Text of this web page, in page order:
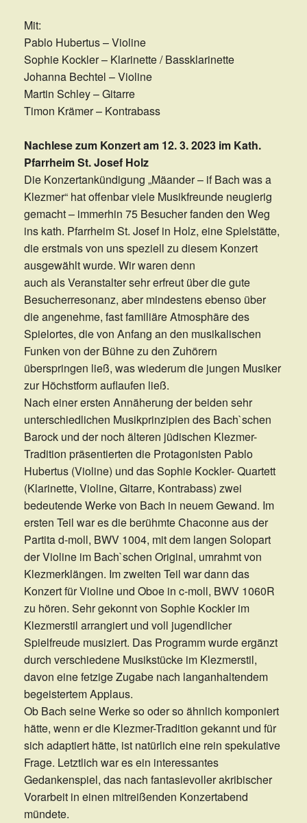
Mit:
Pablo Hubertus – Violine
Sophie Kockler – Klarinette / Bassklarinette
Johanna Bechtel – Violine
Martin Schley – Gitarre
Timon Krämer – Kontrabass
Nachlese zum Konzert am 12. 3. 2023 im Kath.
Pfarrheim St. Josef Holz
Die Konzertankündigung „Mäander – if Bach was a
Klezmer“ hat offenbar viele Musikfreunde neugierig
gemacht – immerhin 75 Besucher fanden den Weg
ins kath. Pfarrheim St. Josef in Holz, eine Spielstätte,
die erstmals von uns speziell zu diesem Konzert
ausgewählt wurde. Wir waren denn
auch als Veranstalter sehr erfreut über die gute
Besucherresonanz, aber mindestens ebenso über
die angenehme, fast familiäre Atmosphäre des
Spielortes, die von Anfang an den musikalischen
Funken von der Bühne zu den Zuhörern
überspringen ließ, was wiederum die jungen Musiker
zur Höchstform auflaufen ließ.
Nach einer ersten Annäherung der beiden sehr
unterschiedlichen Musikprinzipien des Bach`schen
Barock und der noch älteren jüdischen Klezmer-
Tradition präsentierten die Protagonisten Pablo
Hubertus (Violine) und das Sophie Kockler- Quartett
(Klarinette, Violine, Gitarre, Kontrabass) zwei
bedeutende Werke von Bach in neuem Gewand. Im
ersten Teil war es die berühmte Chaconne aus der
Partita d-moll, BWV 1004, mit dem langen Solopart
der Violine im Bach`schen Original, umrahmt von
Klezmerklängen. Im zweiten Teil war dann das
Konzert für Violine und Oboe in c-moll, BWV 1060R
zu hören. Sehr gekonnt von Sophie Kockler im
Klezmerstil arrangiert und voll jugendlicher
Spielfreude musiziert. Das Programm wurde ergänzt
durch verschiedene Musikstücke im Klezmerstil,
davon eine fetzige Zugabe nach langanhaltendem
begeistertem Applaus.
Ob Bach seine Werke so oder so ähnlich komponiert
hätte, wenn er die Klezmer-Tradition gekannt und für
sich adaptiert hätte, ist natürlich eine rein spekulative
Frage. Letztlich war es ein interessantes
Gedankenspiel, das nach fantasievoller akribischer
Vorarbeit in einen mitreißenden Konzertabend
mündete.